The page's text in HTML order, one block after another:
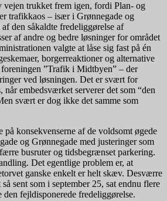
vejen trukket frem igen, fordi Plan- og
trafikkaos – især i Grønnegade og
den såkaldte fredeliggørelse af
af andre og bedre løsninger for området
valgte at låse sig fast på én
borgerreaktioner og alternative
”Trafik i Midtbyen” – der
ved løsningen. Det er svært for
embedsværket serverer det som “den
svært er dog ikke det samme som
på konsekvenserne af de voldsomt øgede
og Grønnegade med justeringer som
busruter og tidsbegrænset parkering.
Det egentlige problem er, at
ganske enkelt er helt skæv. Desværre
sent som i september 25, sat endnu flere
fejldisponerede fredeliggørelse.